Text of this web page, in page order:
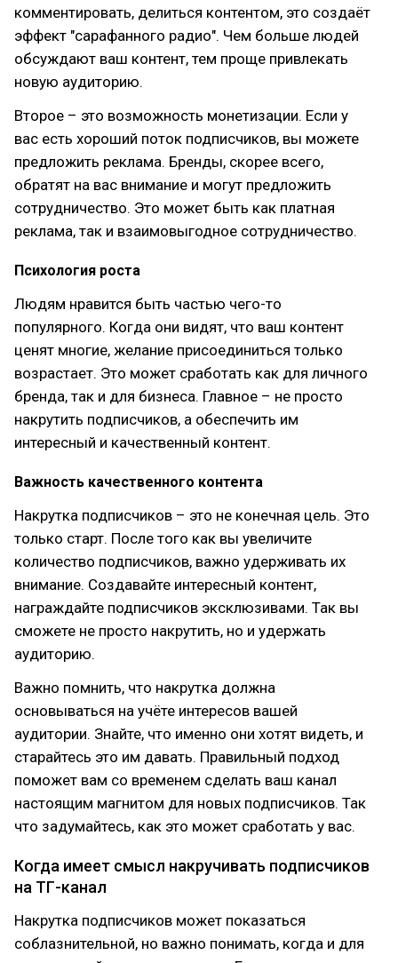
комментировать, делиться контентом, это создаёт
эффект "сарафанного радио". Чем больше людей
обсуждают ваш контент, тем проще привлекать
новую аудиторию.
Второе – это возможность монетизации. Если у
вас есть хороший поток подписчиков, вы можете
предложить реклама. Бренды, скорее всего,
обратят на вас внимание и могут предложить
сотрудничество. Это может быть как платная
реклама, так и взаимовыгодное сотрудничество.
Психология роста
Людям нравится быть частью чего-то
популярного. Когда они видят, что ваш контент
ценят многие, желание присоединиться только
возрастает. Это может сработать как для личного
бренда, так и для бизнеса. Главное – не просто
накрутить подписчиков, а обеспечить им
интересный и качественный контент.
Важность качественного контента
Накрутка подписчиков – это не конечная цель. Это
только старт. После того как вы увеличите
количество подписчиков, важно удерживать их
внимание. Создавайте интересный контент,
награждайте подписчиков эксклюзивами. Так вы
сможете не просто накрутить, но и удержать
аудиторию.
Важно помнить, что накрутка должна
основываться на учёте интересов вашей
аудитории. Знайте, что именно они хотят видеть, и
старайтесь это им давать. Правильный подход
поможет вам со временем сделать ваш канал
настоящим магнитом для новых подписчиков. Так
что задумайтесь, как это может сработать у вас.
Когда имеет смысл накручивать подписчиков
на ТГ-канал
Накрутка подписчиков может показаться
соблазнительной, но важно понимать, когда и для